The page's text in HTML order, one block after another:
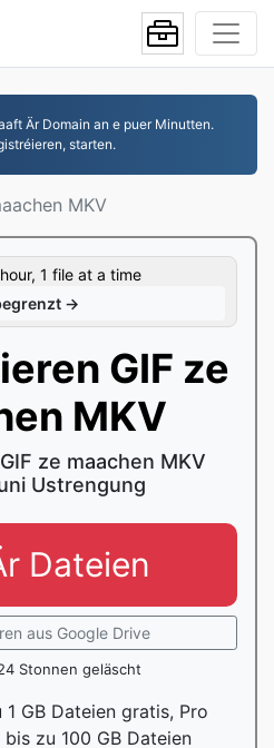
Är Domain an e puer Minutten.
starten.
MKV
1 file at a time
→
GIF ze
MKV
ze maachen MKV
Ustrengung
Dateien
aus Google Drive
Stonnen geläscht
GB Dateien gratis, Pro
zu 100 GB Dateien